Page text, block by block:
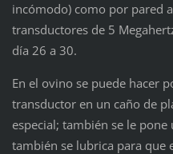
incómodo) como por pared
transductores de 5
día 26 a 30.
En el ovino se puede hacer
transductor en un caño de
especial; también se le
también se lubrica para que